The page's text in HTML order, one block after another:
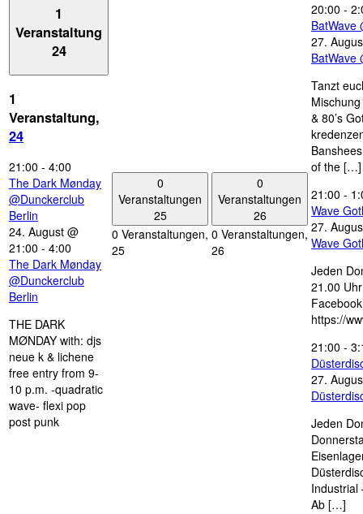
1
Veranstaltung
24
1
Veranstaltung,
24
21:00 - 4:00
The Dark Mønday
@Dunckerclub
Berlin
24. August @
21:00 - 4:00
The Dark Mønday
@Dunckerclub
Berlin
THE DARK
MØNDAY with: djs
neue k & lichene
free entry from 9-
10 p.m. -quadratic
wave- flexi pop
post punk
0
Veranstaltungen
25
0 Veranstaltungen,
25
0
Veranstaltungen
26
0 Veranstaltungen,
26
20:00 -
BatWave
27.
BatWave
Tanzt
& 80’s
of the […]
21:00 -
Wave
27.
Wave
Jeden
21.00
https://
21:00 -
27.
Jeden
Industrial
Ab […]